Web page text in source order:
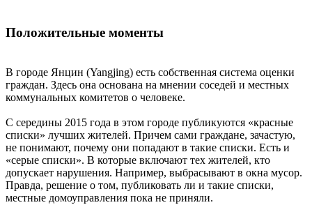
Положительные моменты
В городе Янцин (Yangjing) есть собственная система оценки
граждан. Здесь она основана на мнении соседей и местных
коммунальных комитетов о человеке.
С середины 2015 года в этом городе публикуются «красные
списки» лучших жителей. Причем сами граждане, зачастую,
не понимают, почему они попадают в такие списки. Есть и
«серые списки». В которые включают тех жителей, кто
допускает нарушения. Например, выбрасывают в окна мусор.
Правда, решение о том, публиковать ли и такие списки,
местные домоуправления пока не приняли.